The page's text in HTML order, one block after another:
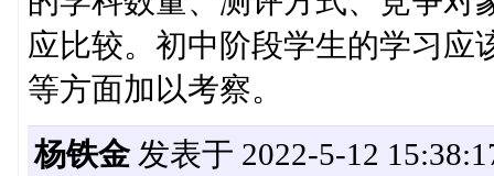
应比较。初中阶段学生的学习应
等方面加以考察。
杨铁金发表于 2022-5-12